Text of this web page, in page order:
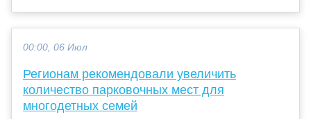
00:00, 06 Июл
Регионам рекомендовали увеличить
количество парковочных мест для
многодетных семей